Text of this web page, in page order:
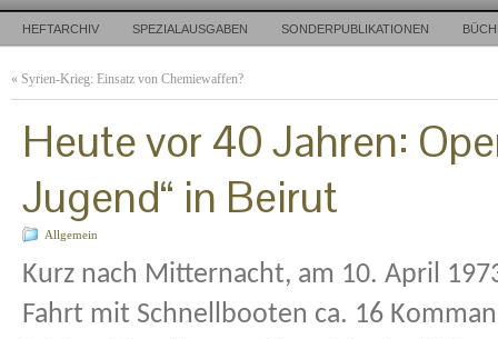
HEFTARCHIV SPEZIALAUSGABEN SONDERPUBLIKATIONEN
« Syrien-Krieg: Einsatz von Chemiewaffen?
Heute vor 40 Jahren:
Jugend“ in Beirut
Allgemein
Kurz nach Mitternacht, am 10. April
Fahrt mit Schnellbooten ca. 16